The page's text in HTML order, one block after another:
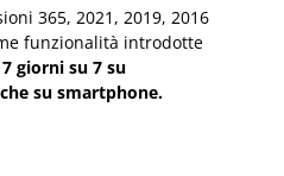
365, 2021, 2019, 2016
funzionalità introdotte
giorni su 7 su
su smartphone.